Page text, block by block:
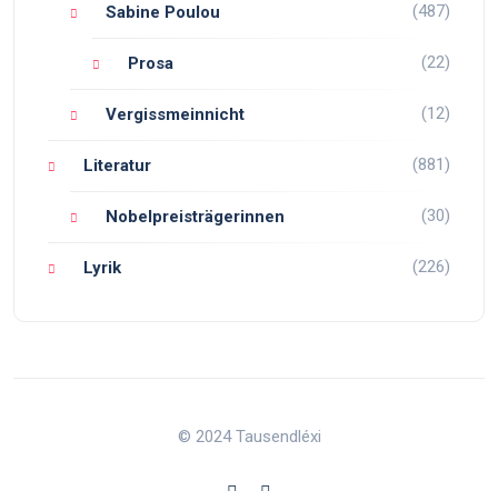
Sabine Poulou (487)
Prosa (22)
Vergissmeinnicht (12)
Literatur (881)
Nobelpreisträgerinnen (30)
Lyrik (226)
© 2024 Tausendléxi